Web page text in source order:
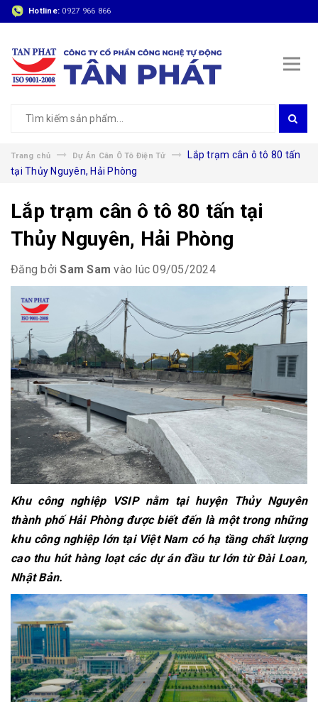
Hotline: 0927 966 866
Trang chủ Dự Án Cân Ô Tô Điện Tử
Lắp trạm cân ô tô 80 tấn
tại Thủy Nguyên, Hải Phòng
Lắp trạm cân ô tô 80 tấn tại
Thủy Nguyên, Hải Phòng
Đăng bởiSam Sam vào lúc 09/05/2024
Khu công nghiệp VSIP nằm tại huyện Thủy Nguyên
thành phố Hải Phòng được biết đến là một trong những
khu công nghiệp lớn tại Việt Nam có hạ tầng chất lượng
cao thu hút hàng loạt các dự án đầu tư lớn từ Đài Loan,
Nhật Bản.